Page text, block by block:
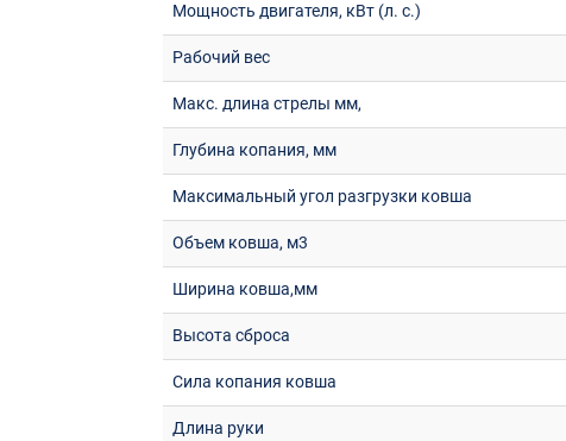
Мощность двигателя, кВт (л. с.)
Рабочий вес
Макс. длина стрелы мм,
Глубина копания, мм
Максимальный угол разгрузки ковша
Объем ковша, м3
Ширина ковша,мм
Высота сброса
Сила копания ковша
Длина руки